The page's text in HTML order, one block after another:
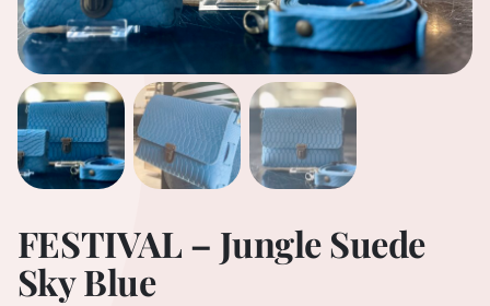
Mein Konto
FESTIVAL – Jungle Suede
Sky Blue